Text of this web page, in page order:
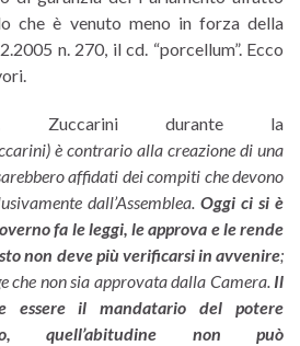
che è venuto meno in forza della
n. 270, il cd. “porcellum”. Ecco
Zuccarini durante la
) è contrario alla creazione di una
affidati dei compiti che devono
dall’Assemblea. Oggi ci si è
fa le leggi, le approva e le rende
non deve più verificarsi in avvenire;
che non sia approvata dalla Camera. Il
essere il mandatario del potere
quell’abitudine non può